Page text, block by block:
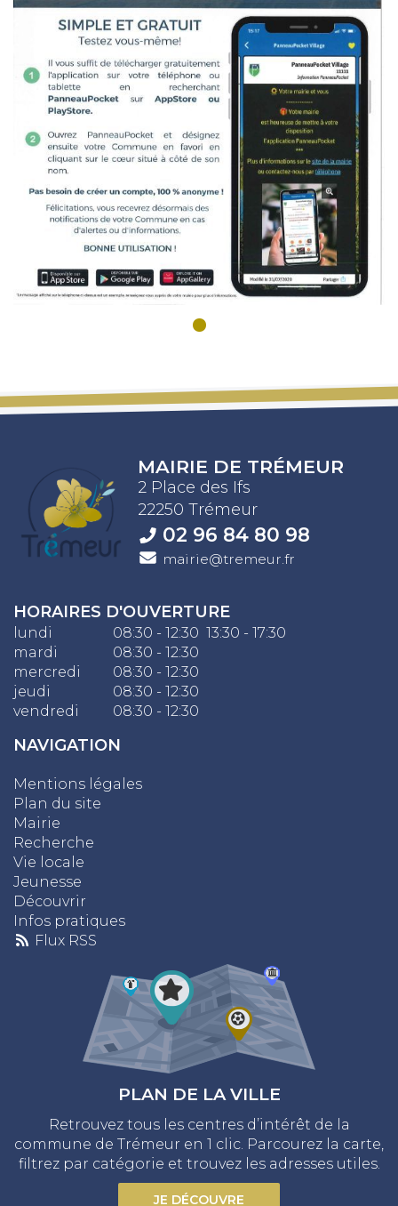
MAIRIE DE TRÉMEUR
2 Place des Ifs
22250 Trémeur
02 96 84 80 98
mairie@tremeur.fr
HORAIRES D'OUVERTURE
lundi
08:30 - 12:30 13:30 - 17:30
mardi
08:30 - 12:30
mercredi 08:30 - 12:30
jeudi
08:30 - 12:30
vendredi
08:30 - 12:30
NAVIGATION
Mentions légales
Plan du site
Mairie
Recherche
Vie locale
Jeunesse
Découvrir
Infos pratiques
Flux RSS
PLAN DE LA VILLE
Retrouvez tous les centres d’intérêt de la
commune de Trémeur en 1 clic. Parcourez la carte,
filtrez par catégorie et trouvez les adresses utiles.
JE DÉCOUVRE